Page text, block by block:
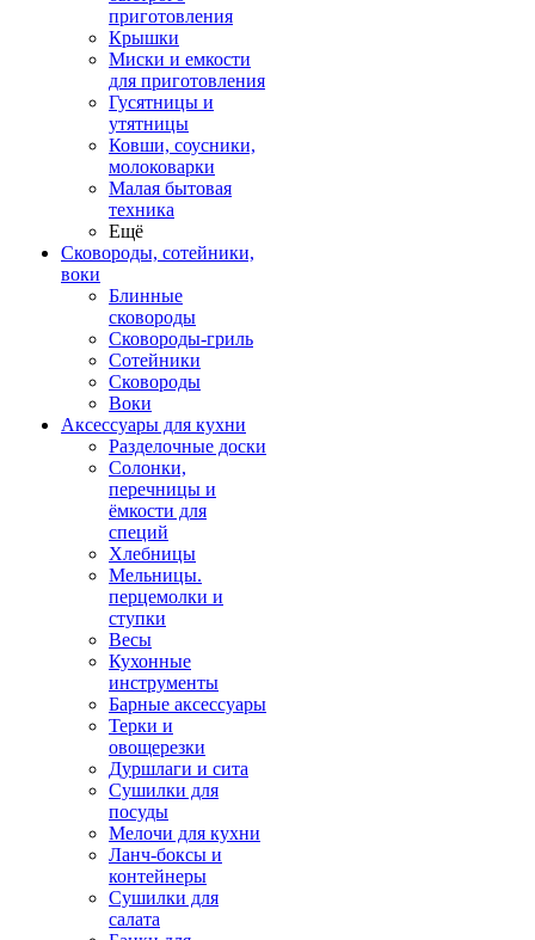
приготовления
Крышки
Миски и емкости
для приготовления
Гусятницы и
утятницы
Ковши, соусники,
молоковарки
Малая бытовая
техника
Ещё
Сковороды, сотейники,
воки
Блинные
сковороды
Сковороды-гриль
Сотейники
Сковороды
Воки
Аксессуары для кухни
Разделочные доски
Солонки,
перечницы и
ёмкости для
специй
Хлебницы
Мельницы.
перцемолки и
ступки
Весы
Кухонные
инструменты
Барные аксессуары
Терки и
овощерезки
Дуршлаги и сита
Сушилки для
посуды
Мелочи для кухни
Ланч-боксы и
контейнеры
Сушилки для
салата